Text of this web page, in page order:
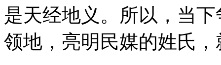
是天经地义。所以，当
领地，亮明民媒的姓氏